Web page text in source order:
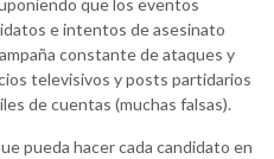
e intentos de asesinato
constante de ataques y
televisivos y posts partidarios
de cuentas (muchas falsas).
pueda hacer cada candidato en